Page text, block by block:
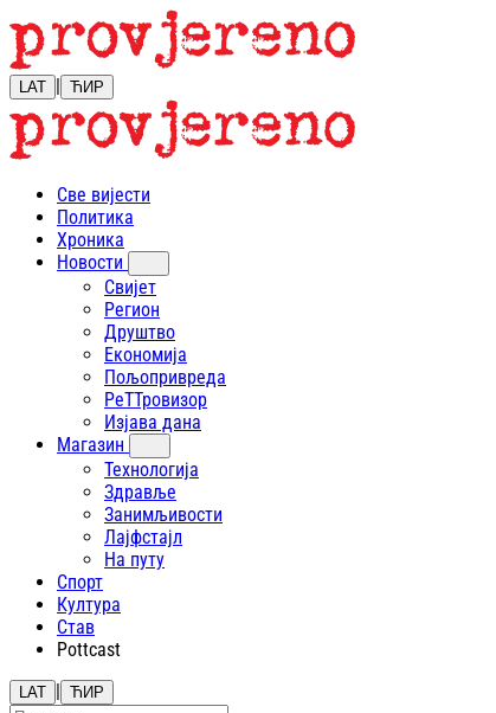
LAT | ЋИР
Све вијести
Политика
Хроника
Новости
Свијет
Регион
Друштво
Економија
Пољопривреда
РеТТровизор
Изјава дана
Магазин
Технологија
Здравље
Занимљивости
Лајфстajл
На путу
Спорт
Култура
Став
Pottcast
LAT | ЋИР